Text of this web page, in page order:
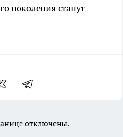
поколения станут
отключены.